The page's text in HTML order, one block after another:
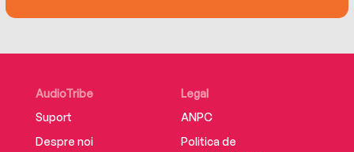
AudioTribe
Suport
Despre noi
Legal
ANPC
Politica de